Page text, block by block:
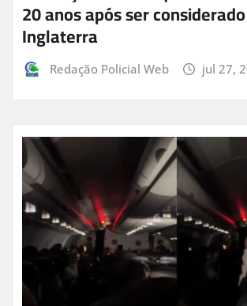
20 anos após ser
Inglaterra
Redação Policial Web jul 27,